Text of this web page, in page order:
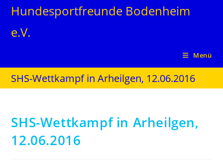
Hundesportfreunde Bodenheim
e.V.
Menü
SHS-Wettkampf in Arheilgen, 12.06.2016
SHS-Wettkampf in Arheilgen,
12.06.2016